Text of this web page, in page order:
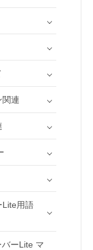
関連
Lite用語
ーLite マ